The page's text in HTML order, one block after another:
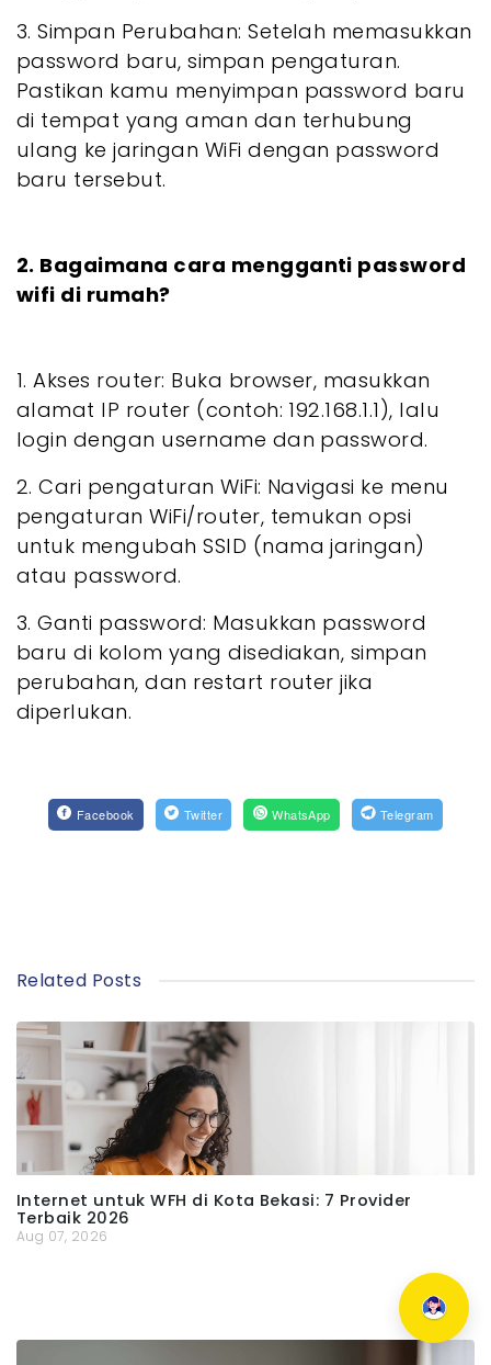
3. Simpan Perubahan: Setelah memasukkan
password baru, simpan pengaturan.
Pastikan kamu menyimpan password baru
di tempat yang aman dan terhubung
ulang ke jaringan WiFi dengan password
baru tersebut.
2. Bagaimana cara mengganti password
wifi di rumah?
1. Akses router: Buka browser, masukkan
alamat IP router (contoh: 192.168.1.1), lalu
login dengan username dan password.
2. Cari pengaturan WiFi: Navigasi ke menu
pengaturan WiFi/router, temukan opsi
untuk mengubah SSID (nama jaringan)
atau password.
3. Ganti password: Masukkan password
baru di kolom yang disediakan, simpan
perubahan, dan restart router jika
diperlukan.
Facebook Twitter WhatsApp Telegram
Related Posts
Internet untuk WFH di Kota Bekasi: 7 Provider
Terbaik 2026
Aug 07, 2026